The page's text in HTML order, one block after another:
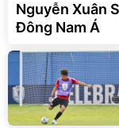
Nguyễn Xuân
Đông Nam Á